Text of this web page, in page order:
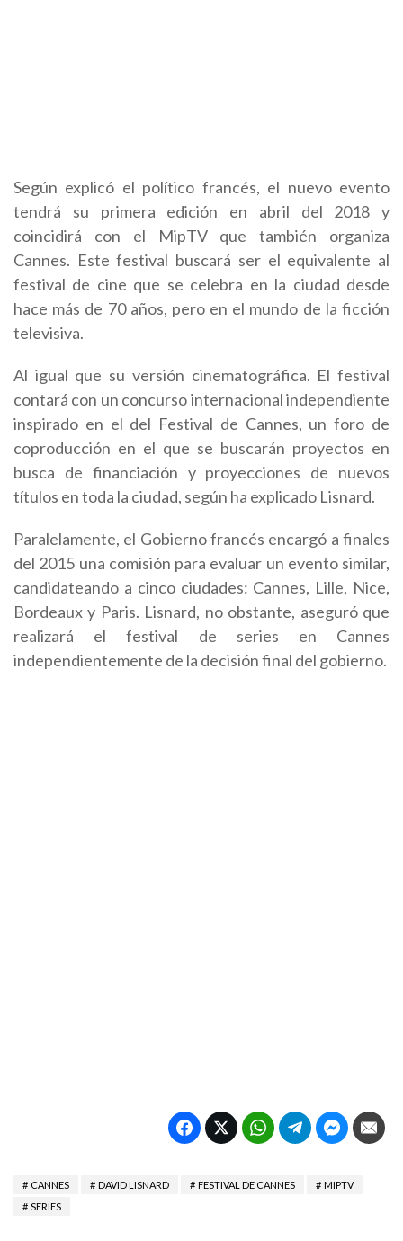
Según explicó el político francés, el nuevo evento
tendrá su primera edición en abril del 2018 y
coincidirá con el MipTV que también organiza
Cannes. Este festival buscará ser el equivalente al
festival de cine que se celebra en la ciudad desde
hace más de 70 años, pero en el mundo de la ficción
televisiva.
Al igual que su versión cinematográfica. El festival
contará con un concurso internacional independiente
inspirado en el del Festival de Cannes, un foro de
coproducción en el que se buscarán proyectos en
busca de financiación y proyecciones de nuevos
títulos en toda la ciudad, según ha explicado Lisnard.
Paralelamente, el Gobierno francés encargó a finales
del 2015 una comisión para evaluar un evento similar,
candidateando a cinco ciudades: Cannes, Lille, Nice,
Bordeaux y Paris. Lisnard, no obstante, aseguró que
realizará el festival de series en Cannes
independientemente de la decisión final del gobierno.
CANNES DAVID LISNARD FESTIVAL DE CANNES
MIPTV
SERIES